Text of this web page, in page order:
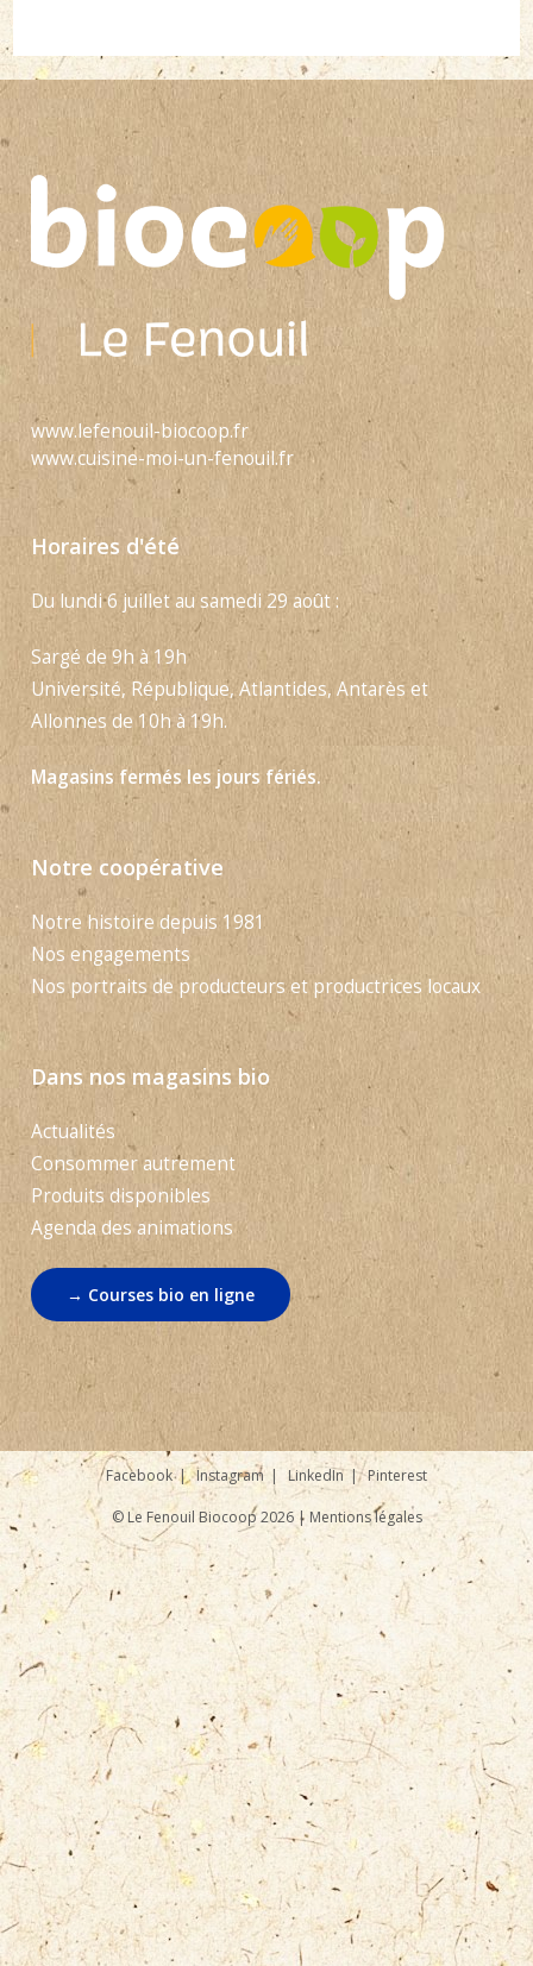
www.lefenouil-biocoop.fr
www.cuisine-moi-un-fenouil.fr
Horaires d'été
Du lundi 6 juillet au samedi 29 août :
Sargé de 9h à 19h
Université, République, Atlantides, Antarès et
Allonnes de 10h à 19h.
Magasins fermés les jours fériés.
Notre coopérative
Notre histoire depuis 1981
Nos engagements
Nos portraits de producteurs et productrices locaux
Dans nos magasins bio
Actualités
Consommer autrement
Produits disponibles
Agenda des animations
→ Courses bio en ligne
Facebook Instagram LinkedIn Pinterest
© Le Fenouil Biocoop 2026 | Mentions légales